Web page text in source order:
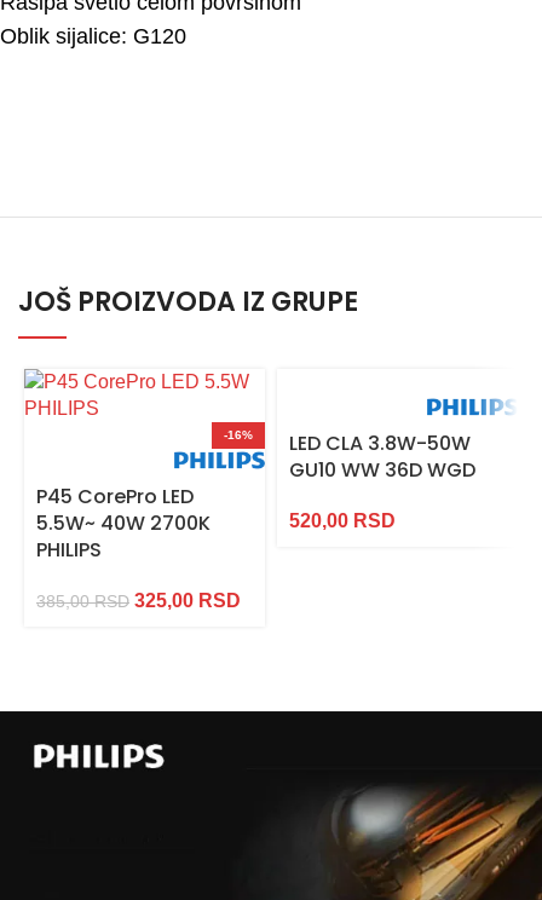
Oblik sijalice: G120
JOŠ PROIZVODA IZ GRUPE
-16%
P45 CorePro LED
5.5W~ 40W 2700K
PHILIPS
385,00RSD 325,00 RSD
LED CLA 3.8W-50W
GU10 WW 36D WGD
520,00 RSD